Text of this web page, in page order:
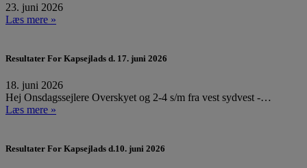
23. juni 2026
Læs mere »
Resultater For Kapsejlads d. 17. juni 2026
18. juni 2026
Hej Onsdagssejlere Overskyet og 2-4 s/m fra vest sydvest -…
Læs mere »
Resultater For Kapsejlads d.10. juni 2026